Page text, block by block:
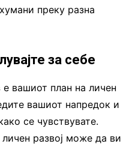
преку разна
за себе
е вашиот план на личен
вашиот напредок и
се чувствувате.
развој може да ви